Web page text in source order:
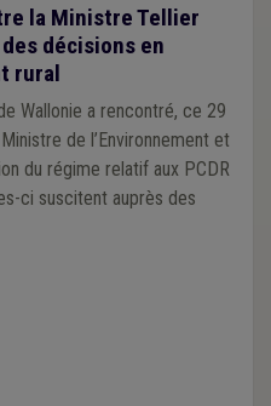
la Ministre Tellier
décisions en
rural
Wallonie a rencontré, ce 29
de l’Environnement et
du régime relatif aux PCDR
ci suscitent auprès des